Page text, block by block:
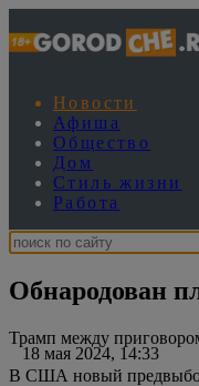
Новости
Афиша
Общество
Дом
Стиль жизни
Работа
Обнародован
18 мая 2024, 14:33
Трамп между
В США новый